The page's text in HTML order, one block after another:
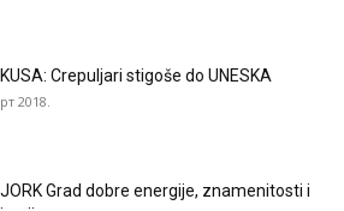
Crepuljari stigoše do UNESKA
2018.
Grad dobre energije, znamenitosti i